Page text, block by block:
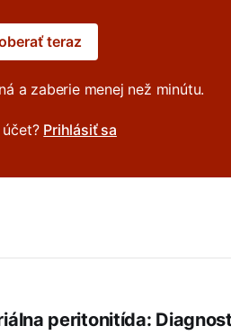
teraz
a zaberie menej než minútu.
Prihlásiť sa
peritonitída: